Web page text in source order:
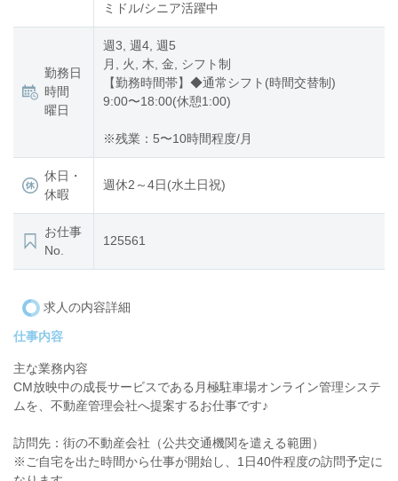
ミドル/シニア活躍中
勤務日
時間
曜日
週3, 週4, 週5
月, 火, 木, 金, シフト制
【勤務時間帯】◆通常シフト(時間交替制)
9:00〜18:00(休憩1:00)
※残業：5〜10時間程度/月
休日・
休暇
週休2～4日(水土日祝)
お仕事
No.
125561
求人の内容詳細
仕事内容
主な業務内容
CM放映中の成長サービスである月極駐車場オンライン管理システ
ムを、不動産管理会社へ提案するお仕事です♪
訪問先：街の不動産会社（公共交通機関を遣える範囲）
※ご自宅を出た時間から仕事が開始し、1日40件程度の訪問予定に